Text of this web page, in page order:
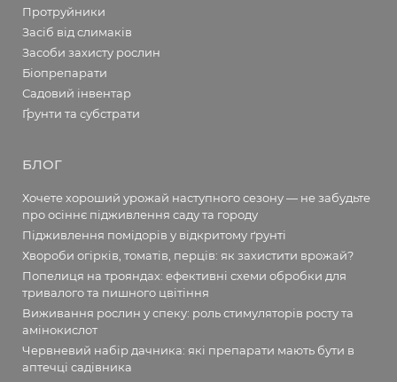
Протруйники
Засіб від слимаків
Засоби захисту рослин
Біопрепарати
Садовий інвентар
Ґрунти та субстрати
БЛОГ
Хочете хороший урожай наступного сезону — не забудьте
про осіннє підживлення саду та городу
Підживлення помідорів у відкритому ґрунті
Хвороби огірків, томатів, перців: як захистити врожай?
Попелиця на трояндах: ефективні схеми обробки для
тривалого та пишного цвітіння
Виживання рослин у спеку: роль стимуляторів росту та
амінокислот
Червневий набір дачника: які препарати мають бути в
аптечці садівника